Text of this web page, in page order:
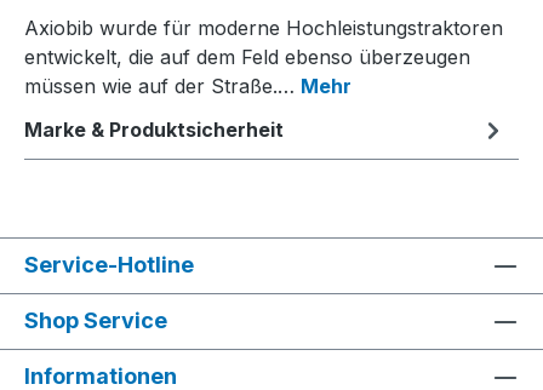
Axiobib wurde für moderne Hochleistungstraktoren
entwickelt, die auf dem Feld ebenso überzeugen
müssen wie auf der Straße.… Mehr
Marke & Produktsicherheit
Service-Hotline
Shop Service
Informationen